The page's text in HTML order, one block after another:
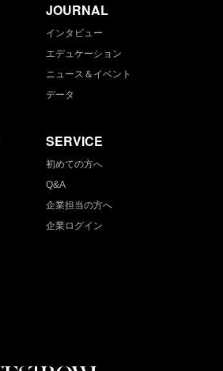
JOURNAL
インタビュー
エデュケーション
ニュース＆イベント
データ
SERVICE
初めての方へ
Q&A
企業担当の方へ
企業ログイン